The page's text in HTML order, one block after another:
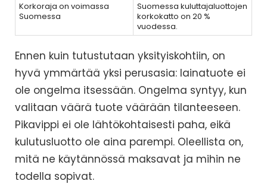
Korkoraja on voimassa
Suomessa
Suomessa kuluttajaluottojen
korkokatto on 20 %
vuodessa.
Ennen kuin tutustutaan yksityiskohtiin, on
hyvä ymmärtää yksi perusasia: lainatuote ei
ole ongelma itsessään. Ongelma syntyy, kun
valitaan väärä tuote väärään tilanteeseen.
Pikavippi ei ole lähtökohtaisesti paha, eikä
kulutusluotto ole aina parempi. Oleellista on,
mitä ne käytännössä maksavat ja mihin ne
todella sopivat.